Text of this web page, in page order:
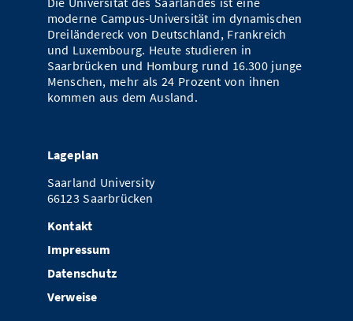
moderne Campus-Universität im dynamischen
Dreiländereck von Deutschland, Frankreich
und Luxembourg. Heute studieren in
Saarbrücken und Homburg rund 16.300 junge
Menschen, mehr als 24 Prozent von ihnen
kommen aus dem Ausland.
Lageplan
Saarland University
66123 Saarbrücken
Kontakt
Impressum
Datenschutz
Verweise